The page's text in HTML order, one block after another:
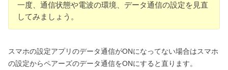
一度、通信状態や電波の環境、データ通信の設定を見直
してみましょう。
スマホの設定アプリのデータ通信がONになってない場合はスマホ
の設定からペアーズのデータ通信をONにすると直ります。